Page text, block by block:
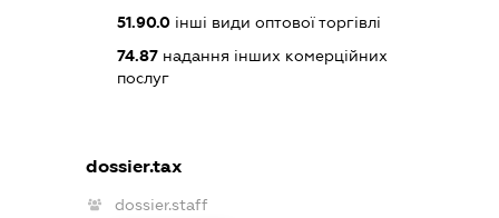
51.90.0 інші види оптової торгівлі
74.87 надання інших комерційних
послуг
dossier.tax
dossier.staff